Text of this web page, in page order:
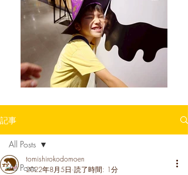
記事
All Posts
All Posts
tomishirokodomoen
2022年8月5日 読了時間: 1分